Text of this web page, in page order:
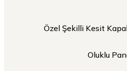
Özel Şekilli Kesit
Oluklu